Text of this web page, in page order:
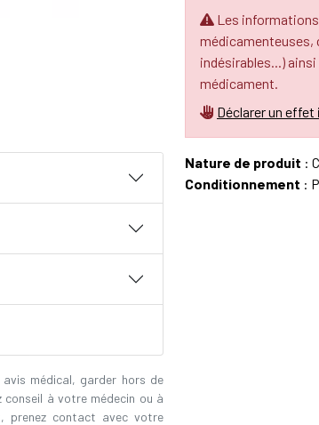
Les
médicamenteuses,
indésirables...)
médicament.
Déclarer un effet
médical, garder hors de
à votre médecin ou à
prenez contact avec votre
Nature de produit :
Conditionnement :